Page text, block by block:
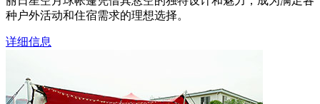
种户外活动和住宿需求的理想选择。
详细信息